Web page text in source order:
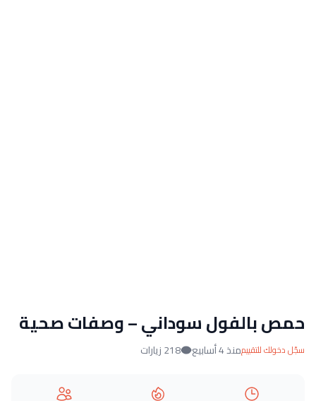
حمص بالفول سوداني – وصفات صحية
سجّل دخولك للتقييممنذ 4 أسابيع 218 زيارات